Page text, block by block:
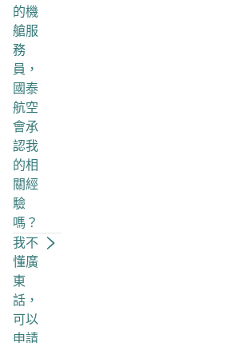
的機
艙服
務
員，
國泰
航空
會承
認我
的相
關經
驗
嗎？
我不
懂廣
東
話，
可以
申請